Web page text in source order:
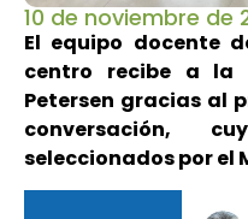
10 de noviembre de
El equipo docente
centro recibe a la
Petersen gracias al
conversación,
seleccionados por el